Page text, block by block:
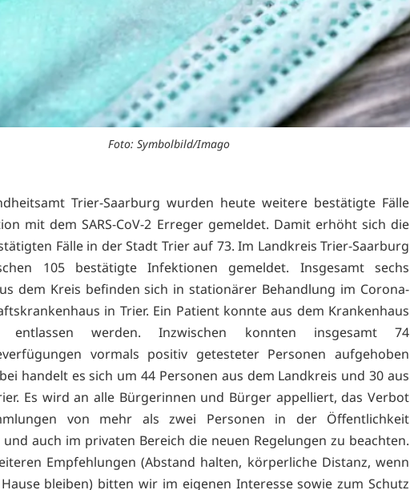
Foto: Symbolbild/Imago
Trier-Saarburg wurden heute weitere bestätigte Fälle
mit dem SARS-CoV-2 Erreger gemeldet. Damit erhöht sich die
Fälle in der Stadt Trier auf 73. Im Landkreis Trier-Saarburg
105 bestätigte Infektionen gemeldet. Insgesamt sechs
dem Kreis befinden sich in stationärer Behandlung im Corona-
in Trier. Ein Patient konnte aus dem Krankenhaus
entlassen werden. Inzwischen konnten insgesamt 74
vormals positiv getesteter Personen aufgehoben
handelt es sich um 44 Personen aus dem Landkreis und 30 aus
Es wird an alle Bürgerinnen und Bürger appelliert, das Verbot
von mehr als zwei Personen in der Öffentlichkeit
auch im privaten Bereich die neuen Regelungen zu beachten.
Empfehlungen (Abstand halten, körperliche Distanz, wenn
bleiben) bitten wir im eigenen Interesse sowie zum Schutz